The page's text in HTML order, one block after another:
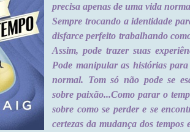
precisa apenas de uma vida
Sempre trocando a identidade
disfarce perfeito trabalhando
Assim, pode trazer suas
Pode manipular as histórias
normal. Tom só não pode se
sobre paixão...Como parar o
sobre como se perder e se
certezas da mudança dos